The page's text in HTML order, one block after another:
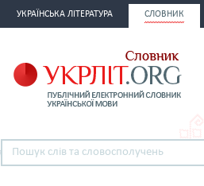
УКРАЇНСЬКА ЛІТЕРАТУРА СЛОВНИК